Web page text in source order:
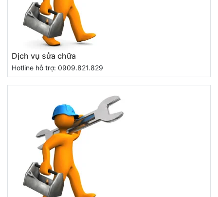
Dịch vụ sửa chữa
Hotline hỗ trợ: 0909.821.829